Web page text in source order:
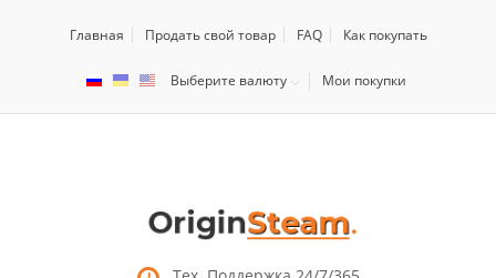
Главная Продать свой товар FAQ Как покупать
Выберите валюту Мои покупки